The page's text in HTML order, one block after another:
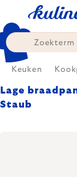
content
Keuken
Lage
Staub